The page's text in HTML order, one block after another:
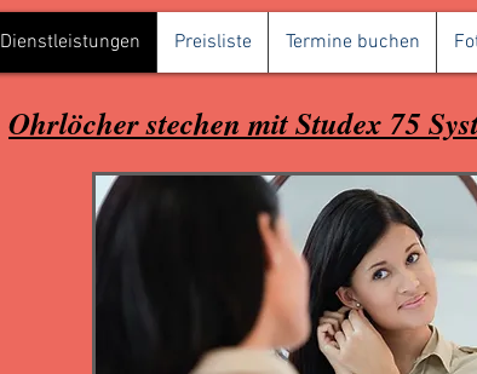
Dienstleistungen Preisliste Termine buchen
Ohrlöcher stechen mit Studex 75